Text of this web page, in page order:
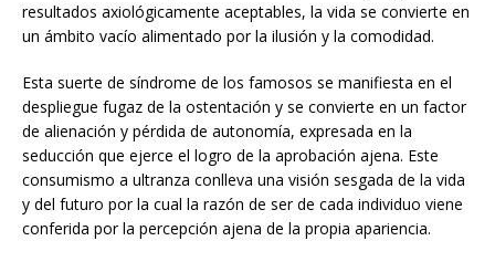
resultados axiológicamente aceptables, la vida se convierte en
un ámbito vacío alimentado por la ilusión y la comodidad.
Esta suerte de síndrome de los famosos se manifiesta en el
despliegue fugaz de la ostentación y se convierte en un factor
de alienación y pérdida de autonomía, expresada en la
seducción que ejerce el logro de la aprobación ajena. Este
consumismo a ultranza conlleva una visión sesgada de la vida
y del futuro por la cual la razón de ser de cada individuo viene
conferida por la percepción ajena de la propia apariencia.